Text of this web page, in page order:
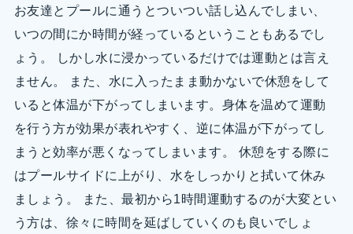
お友達とプールに通うとついつい話し込んでしまい、
いつの間にか時間が経っているということもあるでし
ょう。 しかし水に浸かっているだけでは運動とは言え
ません。 また、水に入ったまま動かないで休憩をして
いると体温が下がってしまいます。身体を温めて運動
を行う方が効果が表れやすく、逆に体温が下がってし
まうと効率が悪くなってしまいます。 休憩をする際に
はプールサイドに上がり、水をしっかりと拭いて休み
ましょう。 また、最初から1時間運動するのが大変とい
う方は、徐々に時間を延ばしていくのも良いでしょ